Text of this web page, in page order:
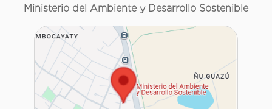
Ministerio del Ambiente y Desarrollo Sostenible